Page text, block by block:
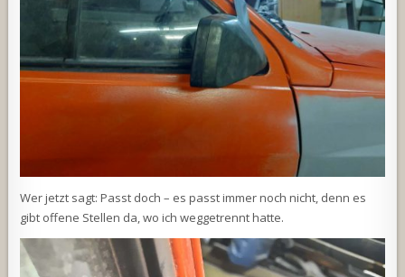
Wer jetzt sagt: Passt doch – es passt immer noch nicht, denn es
gibt offene Stellen da, wo ich weggetrennt hatte.